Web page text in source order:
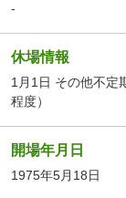
-
休場情報
1月1日 その他不定
程度）
開場年月日
1975年5月18日